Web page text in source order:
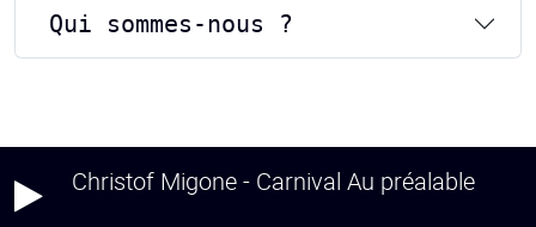
Qui sommes-nous ?
Christof Migone - Carnival Au préalable